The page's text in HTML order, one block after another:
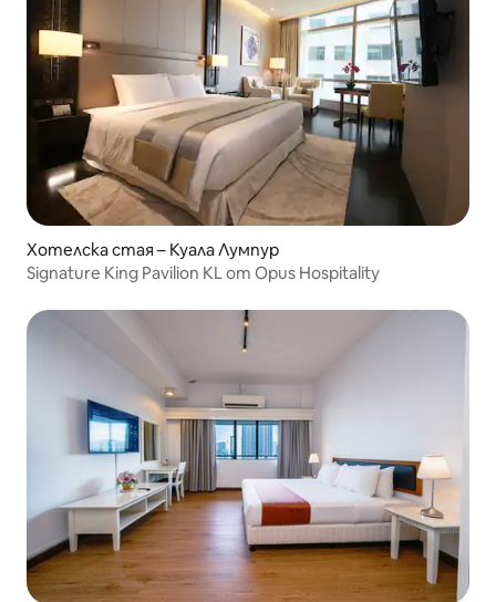
Хотелска стая – Куала Лумпур
Signature King Pavilion KL от Opus Hospitality